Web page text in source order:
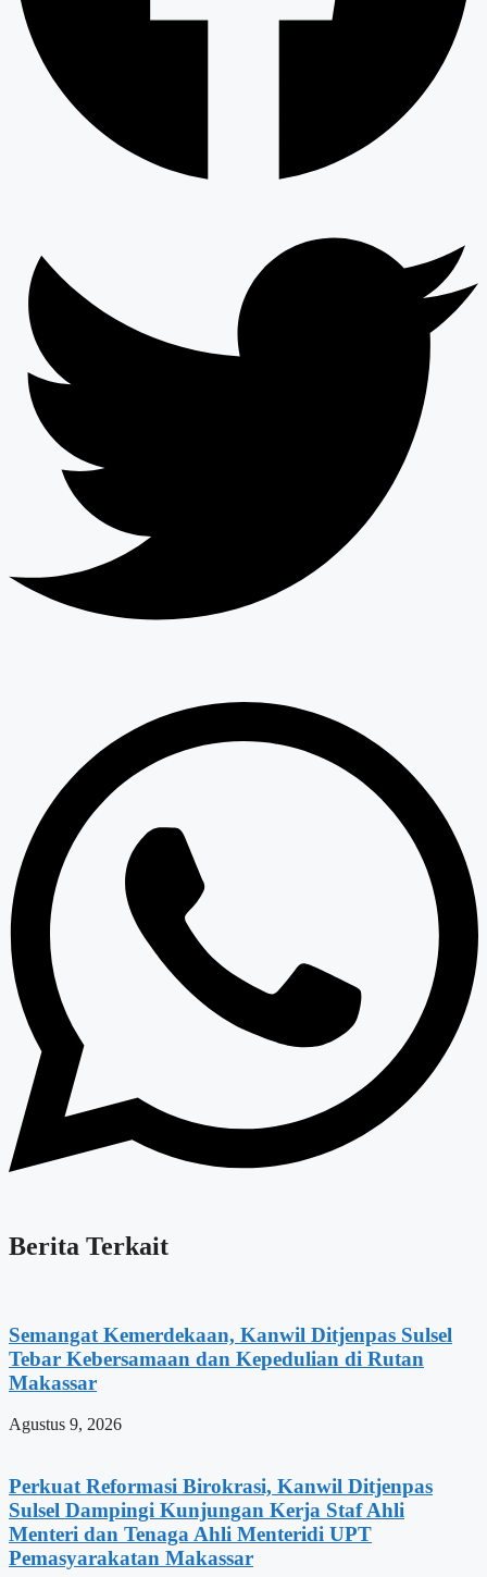
Berita Terkait
Semangat Kemerdekaan, Kanwil Ditjenpas Sulsel
Tebar Kebersamaan dan Kepedulian di Rutan
Makassar
Agustus 9, 2026
Perkuat Reformasi Birokrasi, Kanwil Ditjenpas
Sulsel Dampingi Kunjungan Kerja Staf Ahli
Menteri dan Tenaga Ahli Menteridi UPT
Pemasyarakatan Makassar